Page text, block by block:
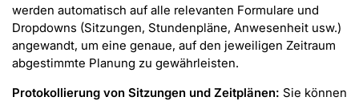
werden automatisch auf alle relevanten Formulare und
Dropdowns (Sitzungen, Stundenpläne, Anwesenheit usw.)
angewandt, um eine genaue, auf den jeweiligen Zeitraum
abgestimmte Planung zu gewährleisten.
Protokollierung von Sitzungen und Zeitplänen: Sie können